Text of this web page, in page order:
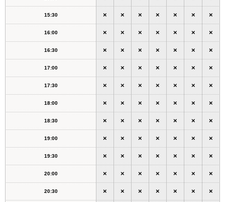
15:30 × × × × × × ×
16:00 × × × × × × ×
16:30 × × × × × × ×
17:00 × × × × × × ×
17:30 × × × × × × ×
18:00 × × × × × × ×
18:30 × × × × × × ×
19:00 × × × × × × ×
19:30 × × × × × × ×
20:00 × × × × × × ×
20:30 × × × × × × ×